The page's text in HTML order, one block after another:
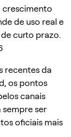
crescimento
de uso real e
curto prazo.
recentes da
os pontos
canais
sempre ser
oficiais mais